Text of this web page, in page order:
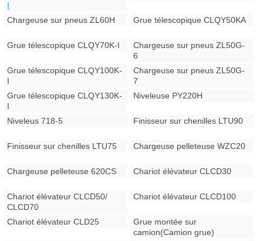
I
Chargeuse sur pneus ZL60H Grue télescopique CLQY50KA
Grue télescopique CLQY70K-I
Chargeuse sur pneus ZL50G-
6
Grue télescopique CLQY100K-
I
Chargeuse sur pneus ZL50G-
7
Grue télescopique CLQY130K-
I
Niveleuse PY220H
Niveleus 718-5 Finisseur sur chenilles LTU90
Finisseur sur chenilles LTU75 Chargeuse pelleteuse WZC20
Chargeuse pelleteuse 620CS Chariot élévateur CLCD30
Chariot élévateur CLCD50/
CLCD70
Chariot élévateur CLCD100
Chariot élévateur CLD25
Grue montée sur
camion(Camion grue)